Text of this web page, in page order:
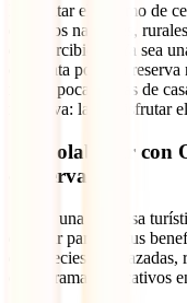
Fomentar el turismo de
entornos naturales,
desapercibidos. Ya sea
caminata por una
rural a pocas horas de
narrativa: la de disfrutar
18. Colaborar con
conservación
Si eres una empresa
destinar parte de tus
de especies
o programas educativos